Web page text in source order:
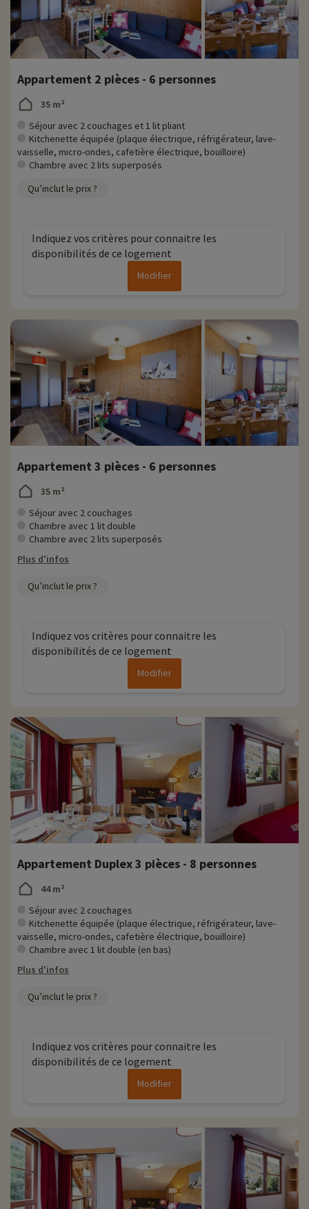
Appartement 2 pièces - 6 personnes
35 m²
Séjour avec 2 couchages et 1 lit pliant
Kitchenette équipée (plaque électrique, réfrigérateur, lave-
vaisselle, micro-ondes, cafetière électrique, bouilloire)
Chambre avec 2 lits superposés
Qu’inclut le prix ?
Indiquez vos critères pour connaitre les
disponibilités de ce logement
Modifier
Appartement 3 pièces - 6 personnes
35 m²
Séjour avec 2 couchages
Chambre avec 1 lit double
Chambre avec 2 lits superposés
Plus d'infos
Qu’inclut le prix ?
Indiquez vos critères pour connaitre les
disponibilités de ce logement
Modifier
Appartement Duplex 3 pièces - 8 personnes
44 m²
Séjour avec 2 couchages
Kitchenette équipée (plaque électrique, réfrigérateur, lave-
vaisselle, micro-ondes, cafetière électrique, bouilloire)
Chambre avec 1 lit double (en bas)
Plus d'infos
Qu’inclut le prix ?
Indiquez vos critères pour connaitre les
disponibilités de ce logement
Modifier